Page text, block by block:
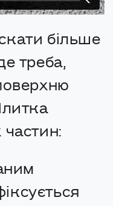
більше
треба,
частин: